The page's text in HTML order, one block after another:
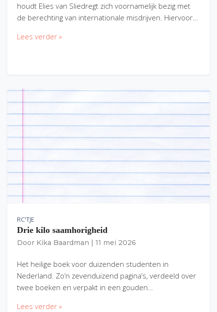
houdt Elies van Sliedregt zich voornamelijk bezig met
de berechting van internationale misdrijven. Hiervoor…
Lees verder »
RC'TJE
Drie kilo saamhorigheid
Door Kika Baardman 11 mei 2026
Het heilige boek voor duizenden studenten in
Nederland. Zo’n zevenduizend pagina’s, verdeeld over
twee boeken en verpakt in een gouden…
Lees verder »